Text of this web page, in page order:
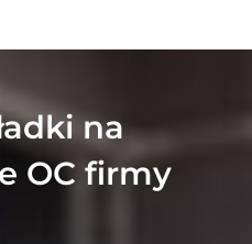
na
OC firmy